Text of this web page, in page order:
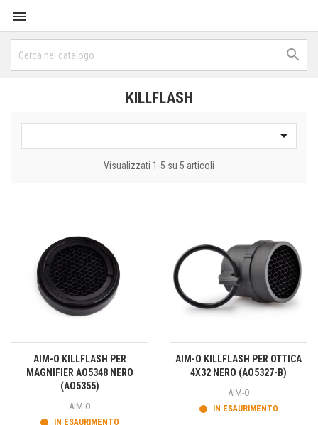


KILLFLASH

Visualizzati 1-5 su 5 articoli
AIM-O KILLFLASH PER
MAGNIFIER AO5348 NERO
(AO5355)
AIM-O
IN ESAURIMENTO
AIM-O KILLFLASH PER OTTICA
4X32 NERO (AO5327-B)
AIM-O
IN ESAURIMENTO